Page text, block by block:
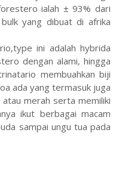
ialah ± 93% dari
yang dibuat di afrika
ini adalah hybrida
dengan alami, hingga
membuahkan biji
ada yang termasuk juga
atau merah serta memiliki
ikut berbagai macam
sampai ungu tua pada